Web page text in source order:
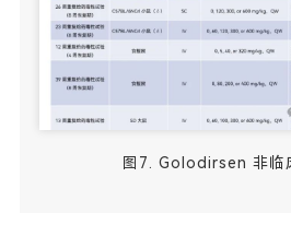
图7. Golodirsen 非临